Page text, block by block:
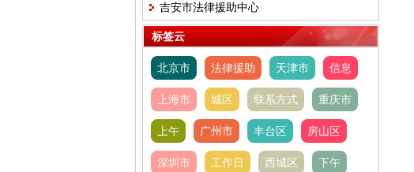
吉安市法律援助中心
标签云
北京市 法律援助 天津市 信息
上海市 城区 联系方式 重庆市
上午 广州市 丰台区 房山区
深圳市 工作日 西城区 下午